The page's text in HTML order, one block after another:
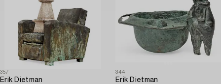
357
Erik Dietman
344
Erik Dietman